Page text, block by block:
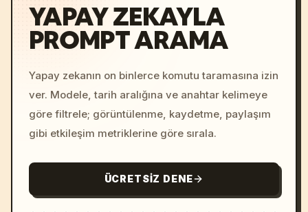
YAPAY ZEKAYLA
PROMPT ARAMA
Yapay zekanın on binlerce komutu taramasına izin
ver. Modele, tarih aralığına ve anahtar kelimeye
göre filtrele; görüntülenme, kaydetme, paylaşım
gibi etkileşim metriklerine göre sırala.
ÜCRETSIZ DENE